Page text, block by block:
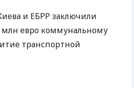
и ЕБРР заключили
евро коммунальному
транспортной